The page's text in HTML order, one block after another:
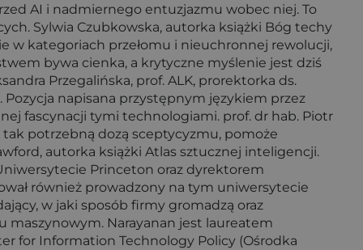
AI i nadmiernego entuzjazmu wobec niej. To
Sylwia Czubkowska, autorka książki Bóg techy
w kategoriach przełomu i nieuchronnej rewolucji,
bywa cienka, a krytyczne myślenie jest dziś
Przegalińska, prof. ALK, prorektorka ds.
Pozycja napisana przystępnym językiem przez
fascynacji tymi technologiami. prof. dr hab. Piotr
tak potrzebną dozą sceptycyzmu, pomoże
autorka książki Atlas sztucznej inteligencji.
Princeton oraz dyrektorem
również prowadzony na tym uniwersytecie
w jaki sposób firmy gromadzą oraz
maszynowym. Narayanan jest laureatem
for Information Technology Policy (Ośrodka